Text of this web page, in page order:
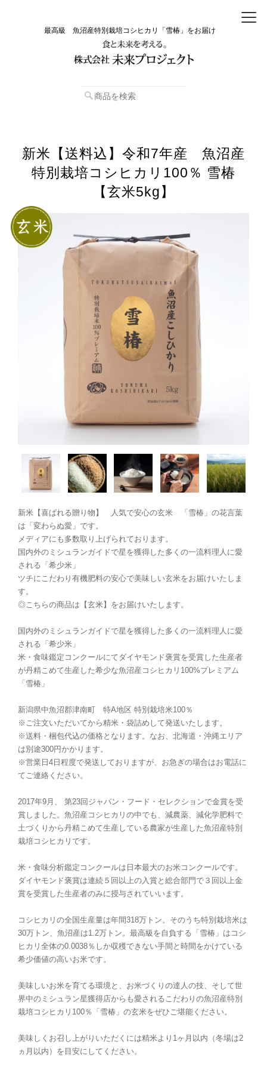
最高級 魚沼産特別栽培コシヒカリ「雪椿」をお届け
新米【送料込】令和7年産 魚沼産
特別栽培コシヒカリ100％ 雪椿
【玄米5kg】
新米【喜ばれる贈り物】 人気で安心の玄米 「雪椿」の花言葉
は「変わらぬ愛」です。
メディアにも多数取り上げられております。
国内外のミシュランガイドで星を獲得した多くの一流料理人に愛
される「希少米」
ツチにこだわり有機肥料の安心で美味しい玄米をお届けいたしま
す。
◎こちらの商品は【玄米】をお届けいたします。
国内外のミシュランガイドで星を獲得した多くの一流料理人に愛
される「希少米」
米・食味鑑定コンクールにてダイヤモンド褒賞を受賞した生産者
が丹精こめて生産した希少な魚沼産コシヒカリ100%プレミアム
「雪椿」
新潟県中魚沼郡津南町 特A地区 特別栽培米100％
※ご注文いただいてから精米・袋詰めして発送いたします。
※送料・梱包代込の価格となります。なお、北海道・沖縄エリア
は別途300円かかります。
※営業日4日程度で発送しておりますが、お急ぎの場合はお電話に
てご連絡ください。
2017年9月、 第23回ジャパン・フード・セレクションで金賞を受
賞しました。魚沼産コシヒカリの中でも、減農薬、減化学肥料で
土づくりから丹精こめて生産している農家が生産した魚沼産特別
栽培コシヒカリです。
米・食味分析鑑定コンクールは日本最大のお米コンクールです。
ダイヤモンド褒賞は連続５回以上の入賞と総合部門で３回以上金
賞を受賞した生産者のみに授与されていいます。
コシヒカリの全国生産量は年間318万トン。そのうち特別栽培米は
30万トン、魚沼産は1.2万トン。最高級を自負する「雪椿」はコシ
ヒカリ全体の0.0038％しか収穫できない手間と時間をかけている
希少価値の高いお米です。
美味しいお米を育てる環境と、お米づくりの達人の技、そして世
界中のミシュラン星獲得店からも愛されるこだわりの魚沼産特別
栽培コシヒカリ100％「雪椿」の玄米をぜひご堪能ください。
美味しくお召し上がりいただくには精米より1ヶ月以内（冬場は2
ヵ月以内）を目安にしてください。